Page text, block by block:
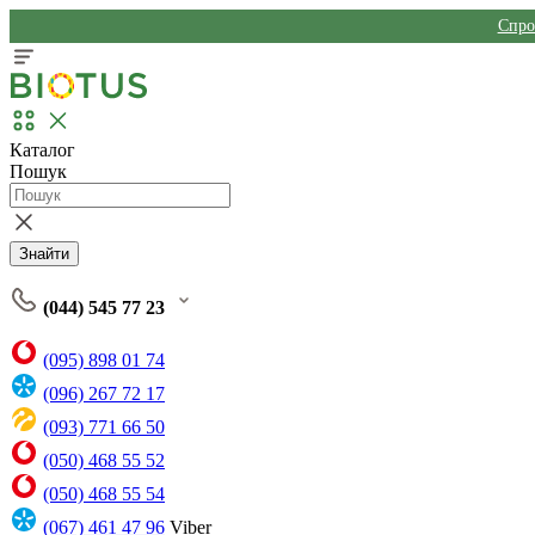
Каталог
Пошук
Знайти
(044) 545 77 23
(095) 898 01 74
(096) 267 72 17
(093) 771 66 50
(050) 468 55 52
(050) 468 55 54
(067) 461 47 96 Viber